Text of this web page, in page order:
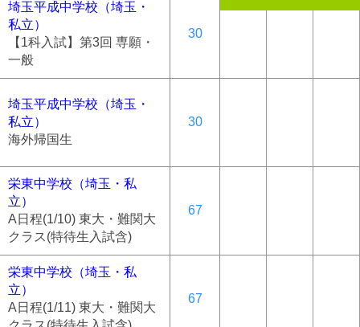
埼玉平成中学校（埼玉・
私立）
【1科入試】第3回 専願・
一般
30
埼玉平成中学校（埼玉・
私立）
海外帰国生
30
栄東中学校（埼玉・私
立）
A日程(1/10) 東大・難関大
クラス(特待生入試含)
67
栄東中学校（埼玉・私
立）
A日程(1/11) 東大・難関大
67